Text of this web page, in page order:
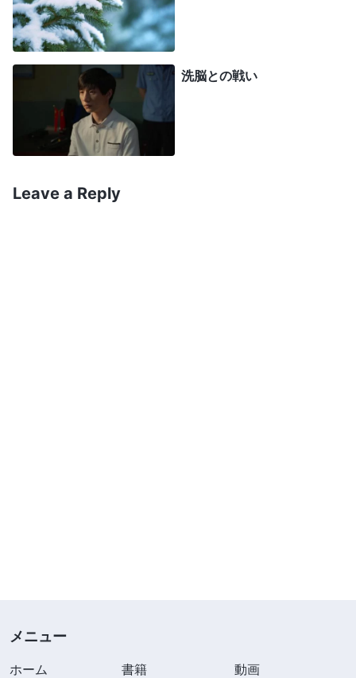
きゃ。神様のおそばに立つべきで、サタンに屈する
わけにはいかない」
このことに気づき、静かに神に祈りました。
「全能神様！今日、私がこの悪しき警官たちの
手に落ちたのは神様のご厚意によるものです。でも
います。サタンの影響の束縛から自由になり、サタ
法執行機関の素顔を自ら認める率直さに私は怒りが
こみ上げ、思いました。
洗脳との戦い
Leave a Reply
メニュー
ホーム 書籍
動画